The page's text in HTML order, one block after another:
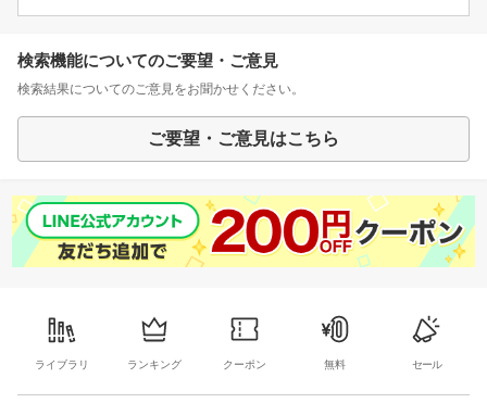
検索機能についてのご要望・ご意見
検索結果についてのご意見をお聞かせください。
ご要望・ご意見はこちら
ライブラリ ランキング クーポン 無料 セール